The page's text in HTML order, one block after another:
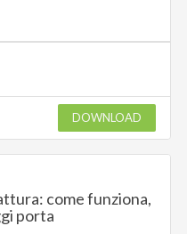
DOWNLOAD
come funziona,
porta